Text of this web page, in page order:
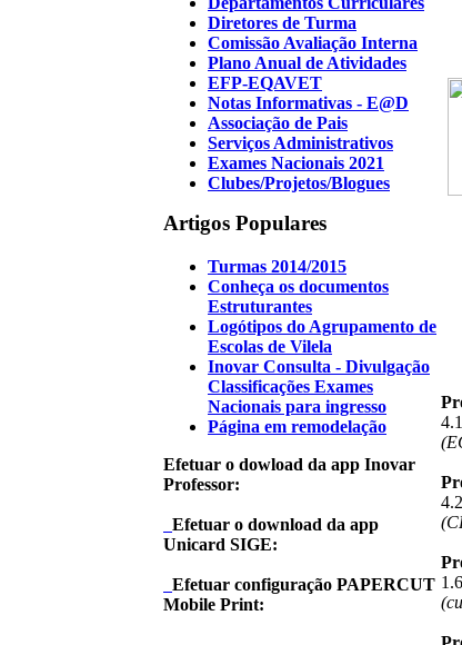
Diretores de Turma
Comissão Avaliação Interna
Plano Anual de Atividades
EFP-EQAVET
Notas Informativas - E@D
Associação de Pais
Serviços Administrativos
Exames Nacionais 2021
Clubes/Projetos/Blogues
Artigos Populares
Turmas 2014/2015
Conheça os documentos
Estruturantes
Logótipos do Agrupamento de
Escolas de Vilela
Inovar Consulta - Divulgação
Classificações Exames
Nacionais para ingresso
Página em remodelação
Efetuar o dowload da app Inovar
Professor:
Efetuar o download da app
Unicard SIGE:
Efetuar configuração PAPERCUT
Mobile Print: